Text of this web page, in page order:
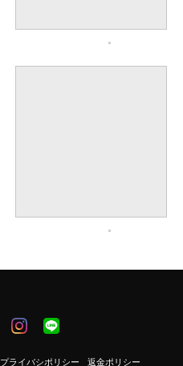
プライバシポリシー 返金ポリシー